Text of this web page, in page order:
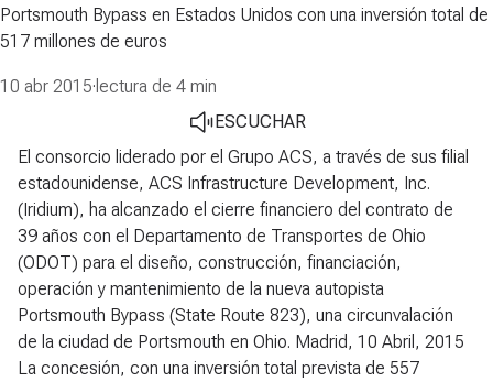
Portsmouth Bypass en Estados Unidos con una inversión total de
517 millones de euros
10 abr 2015· lectura de 4 min
ESCUCHAR
El consorcio liderado por el Grupo ACS, a través de sus filial
estadounidense, ACS Infrastructure Development, Inc.
(Iridium), ha alcanzado el cierre financiero del contrato de
39 años con el Departamento de Transportes de Ohio
(ODOT) para el diseño, construcción, financiación,
operación y mantenimiento de la nueva autopista
Portsmouth Bypass (State Route 823), una circunvalación
de la ciudad de Portsmouth en Ohio. Madrid, 10 Abril, 2015
La concesión, con una inversión total prevista de 557